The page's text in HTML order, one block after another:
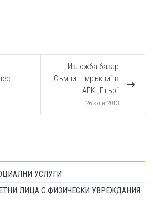
Изложба базар
„Съмни – мръкни“ в
АЕК „Етър“
26 юли 2013
УСЛУГИ
ЛИЦА С ФИЗИЧЕСКИ УВРЕЖДАНИЯ